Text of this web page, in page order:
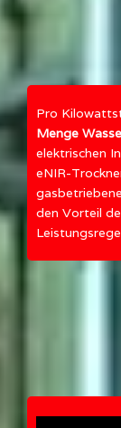
Pro
Menge
elektrischen
eNIR-
den Vorteil